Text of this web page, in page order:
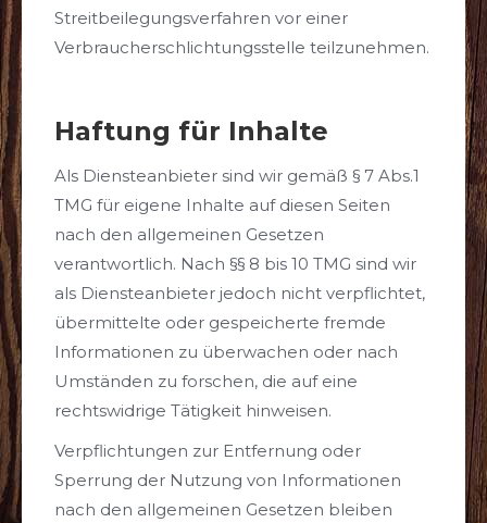
Streitbeilegungsverfahren vor einer
Verbraucherschlichtungsstelle teilzunehmen.
Haftung für Inhalte
Als Diensteanbieter sind wir gemäß § 7 Abs.1
TMG für eigene Inhalte auf diesen Seiten
nach den allgemeinen Gesetzen
verantwortlich. Nach §§ 8 bis 10 TMG sind wir
als Diensteanbieter jedoch nicht verpflichtet,
übermittelte oder gespeicherte fremde
Informationen zu überwachen oder nach
Umständen zu forschen, die auf eine
rechtswidrige Tätigkeit hinweisen.
Verpflichtungen zur Entfernung oder
Sperrung der Nutzung von Informationen
nach den allgemeinen Gesetzen bleiben